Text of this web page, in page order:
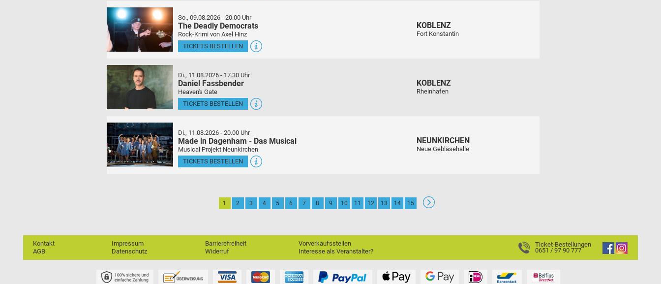
So., 09.08.2026 - 20.00 Uhr
The Deadly Democrats
Rock-Krimi von Axel Hinz
TICKETS BESTELLEN
KOBLENZ
Fort Konstantin
Di., 11.08.2026 - 17.30 Uhr
Daniel Fassbender
Heaven's Gate
TICKETS BESTELLEN
KOBLENZ
Rheinhafen
Di., 11.08.2026 - 20.00 Uhr
Made in Dagenham - Das Musical
Musical Projekt Neunkirchen
TICKETS BESTELLEN
NEUNKIRCHEN
Neue Gebläsehalle
1 2 3 4 5 6 7 8 9 10 11 12 13 14 15
Kontakt
AGB
Impressum
Datenschutz
Barrierefreiheit
Widerruf
Vorverkaufsstellen
Interesse als Veranstalter?
Ticket-Bestellungen
0651 / 97 90 777